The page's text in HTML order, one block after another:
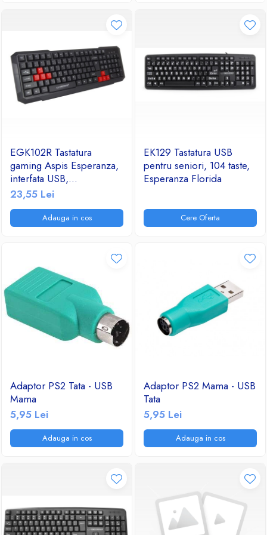
EGK102R Tastatura
gaming Aspis Esperanza,
interfata USB,
Negru/Rosu
23,55 Lei
Adauga in cos
EK129 Tastatura USB
pentru seniori, 104 taste,
Esperanza Florida
Cere Oferta
Adaptor PS2 Tata - USB
Mama
5,95 Lei
Adauga in cos
Adaptor PS2 Mama - USB
Tata
5,95 Lei
Adauga in cos